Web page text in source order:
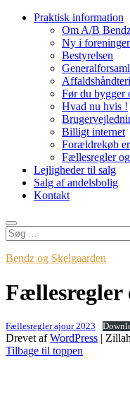
ViderePraktisk information
Om A/B
Ny i
Bestyrelsen
Før du bygger
Hvad nu hvis !
Billigt internet
Forældrekøb
Fællesregler
Lejligheder til salg
Salg af andelsbolig
Kontakt
Søg
efter:
Bendz og Skelgaarden
Fællesregler
Fællesregler ajour 2023
Drevet afWordPress |
Tilbage til toppen